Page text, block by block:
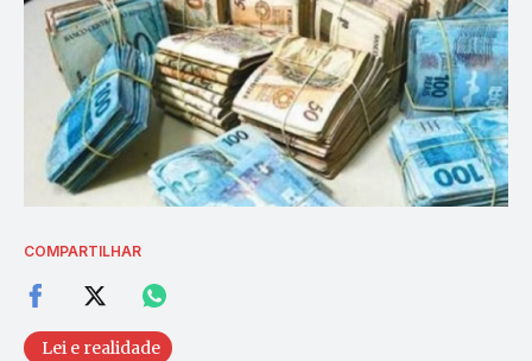
COMPARTILHAR
Lei e realidade